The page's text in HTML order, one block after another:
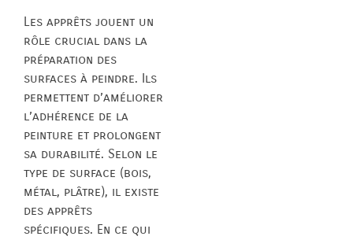
Les apprêts jouent un
rôle crucial dans la
préparation des
surfaces à peindre. Ils
permettent d’améliorer
l’adhérence de la
peinture et prolongent
sa durabilité. Selon le
type de surface (bois,
métal, plâtre), il existe
des apprêts
spécifiques. En ce qui